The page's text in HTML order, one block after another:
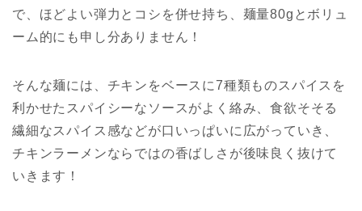
で、ほどよい弾力とコシを併せ持ち、麺量80gとボリュ
ーム的にも申し分ありません！
そんな麺には、チキンをベースに7種類ものスパイスを
利かせたスパイシーなソースがよく絡み、食欲そそる
繊細なスパイス感などが口いっぱいに広がっていき、
チキンラーメンならではの香ばしさが後味良く抜けて
いきます！